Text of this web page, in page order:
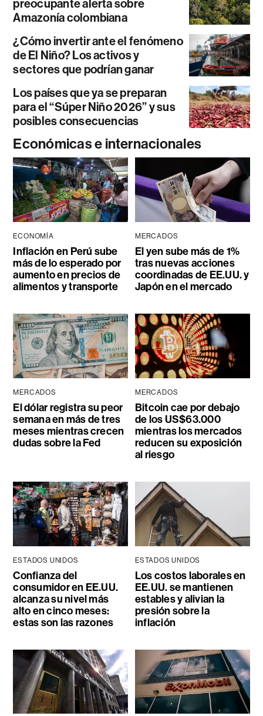
preocupante alerta sobre
Amazonía colombiana
¿Cómo invertir ante el fenómeno
de El Niño? Los activos y
sectores que podrían ganar
Los países que ya se preparan
para el “Súper Niño 2026” y sus
posibles consecuencias
Económicas e internacionales
ECONOMÍA
Inflación en Perú sube
más de lo esperado por
aumento en precios de
alimentos y transporte
MERCADOS
El yen sube más de 1%
tras nuevas acciones
coordinadas de EE.UU. y
Japón en el mercado
MERCADOS
El dólar registra su peor
semana en más de tres
meses mientras crecen
dudas sobre la Fed
MERCADOS
Bitcoin cae por debajo
de los US$63.000
mientras los mercados
reducen su exposición
al riesgo
ESTADOS UNIDOS
Confianza del
consumidor en EE.UU.
alcanza su nivel más
alto en cinco meses:
estas son las razones
ESTADOS UNIDOS
Los costos laborales en
EE.UU. se mantienen
estables y alivian la
presión sobre la
inflación